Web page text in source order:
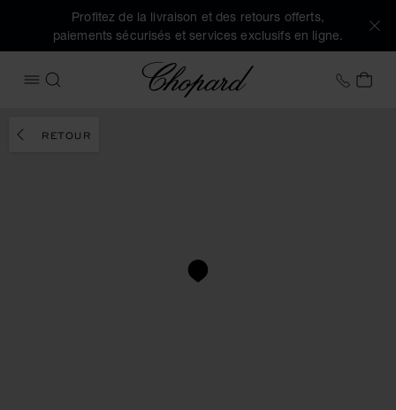
Profitez de la livraison et des retours offerts,
paiements sécurisés et services exclusifs en ligne.
OUVRIR LE MENU
RECHERCHER
Chopard +32
RETOUR